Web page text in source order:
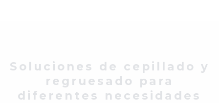
Soluciones de cepillado y
regruesado para
diferentes necesidades